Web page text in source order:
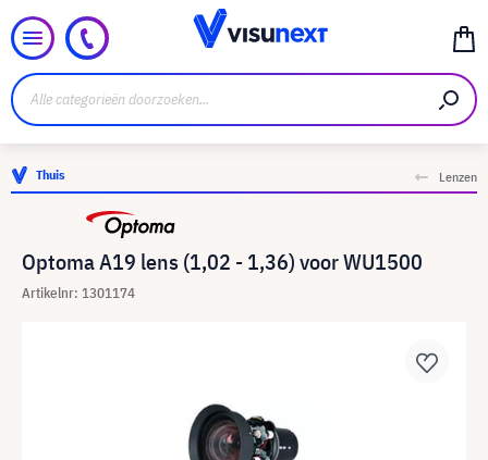
Thuis Lenzen
Optoma A19 lens (1,02 - 1,36) voor WU1500
Artikelnr: 1301174